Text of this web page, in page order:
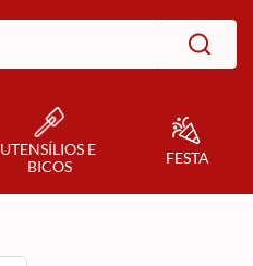
UTENSÍLIOS E
BICOS
FESTA